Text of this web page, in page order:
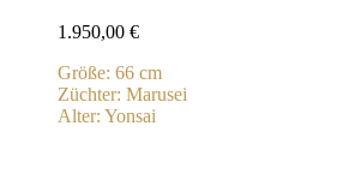
1.950,00 €
Größe: 66 cm
Züchter: Marusei
Alter: Yonsai